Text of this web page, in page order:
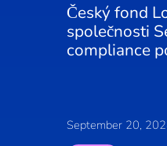
Český fond
společnosti
compliance
September 20,